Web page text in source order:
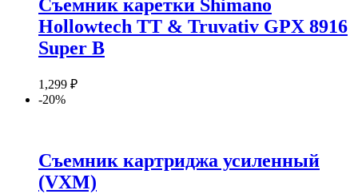
Съемник каретки Shimano
Hollowtech TT & Truvativ GPX 8916
Super B
1,299 ₽
-20%
Съемник картриджа усиленный
(VXM)